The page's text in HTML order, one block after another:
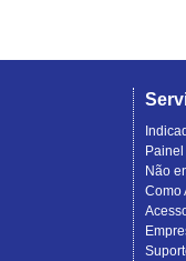
Não
Como